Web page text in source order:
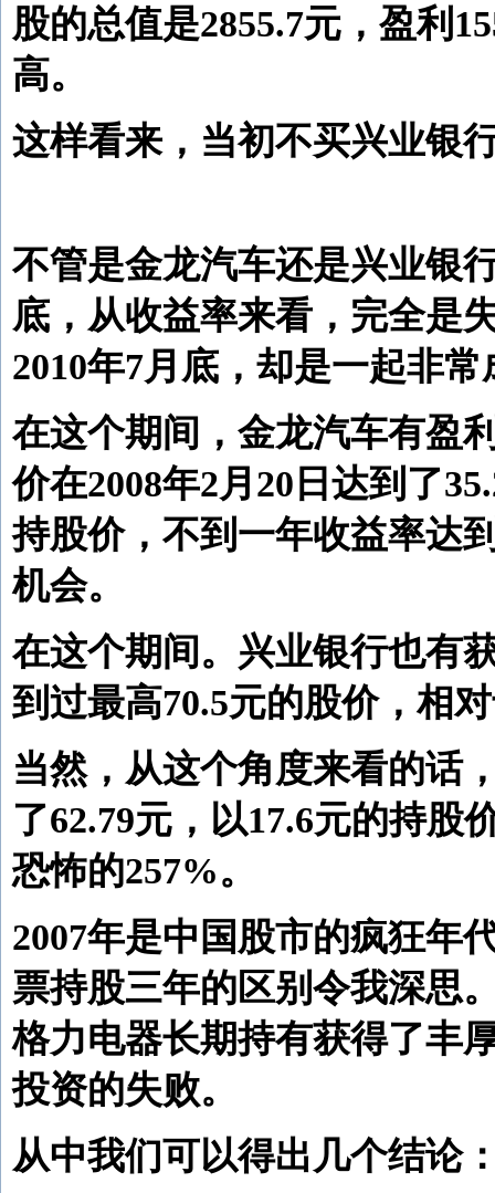
股的总值是2855.7元，盈利
高。
这样看来，当初不买兴业银
不管是金龙汽车还是兴业银
底，从收益率来看，完全是
2010年7月底，却是一起非
在这个期间，金龙汽车有盈
价在2008年2月20日达到了
持股价，不到一年收益率达
机会。
在这个期间。兴业银行也有
到过最高70.5元的股价，相
当然，从这个角度来看的话
了62.79元，以17.6元的持股
恐怖的257%。
2007年是中国股市的疯狂年
票持股三年的区别令我深思
格力电器长期持有获得了丰
投资的失败。
从中我们可以得出几个结论